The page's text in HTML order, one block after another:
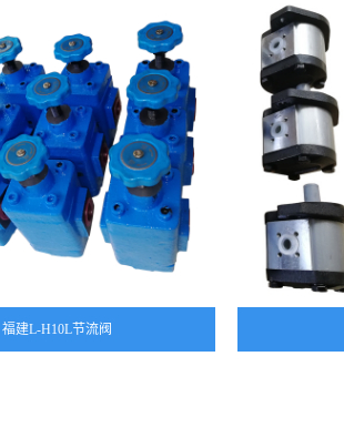
福建L-H10L节流阀